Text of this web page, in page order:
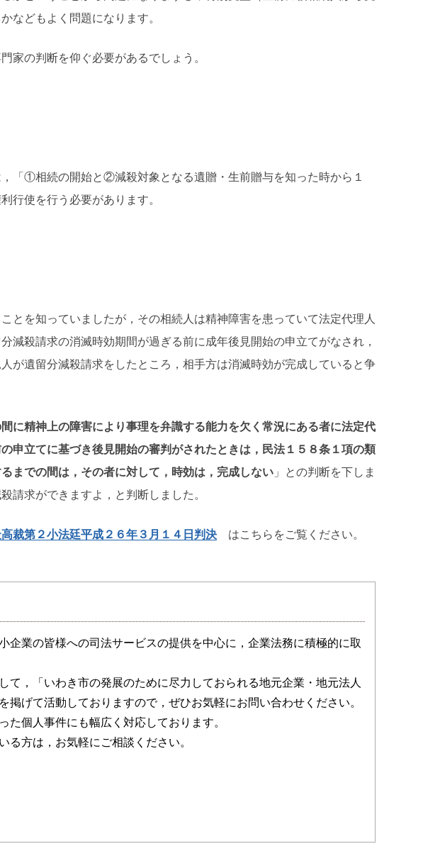
などもよく問題になります。
家の判断を仰ぐ必要があるでしょう。
「①相続の開始と②減殺対象となる遺贈・生前贈与を知った時から１
行使を行う必要があります。
とを知っていましたが，その相続人は精神障害を患っていて法定代理人
減殺請求の消滅時効期間が過ぎる前に成年後見開始の申立てがなされ，
が遺留分減殺請求をしたところ，相手方は消滅時効が完成していると争
に精神上の障害により事理を弁識する能力を欠く常況にある者に法定代
申立てに基づき後見開始の審判がされたときは，民法１５８条１項の類
までの間は，その者に対して，時効は，完成しない 」との判断を下しま
請求ができますよ，と判断しました。
裁第２小法廷平成２６年３月１４日判決 はこちらをご覧ください。
企業の皆様への司法サービスの提供を中心に，企業法務に積極的に取
て，「いわき市の発展のために尽力しておられる地元企業・地元法人
掲げて活動しておりますので，ぜひお気軽にお問い合わせください。
た個人事件にも幅広く対応しております。
る方は，お気軽にご相談ください。